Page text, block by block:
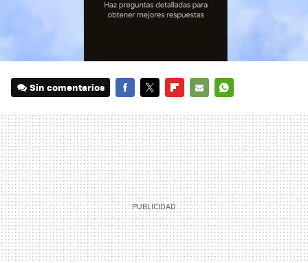
Sin comentarios
MAIL